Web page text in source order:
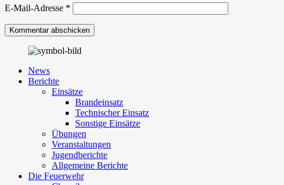
E-Mail-Adresse *
News
Berichte
Einsätze
Brandeinsatz
Technischer Einsatz
Sonstige Einsätze
Übungen
Veranstaltungen
Jugendberichte
Allgemeine Berichte
Die Feuerwehr